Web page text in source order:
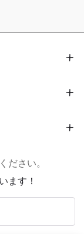
ださい。
ます！